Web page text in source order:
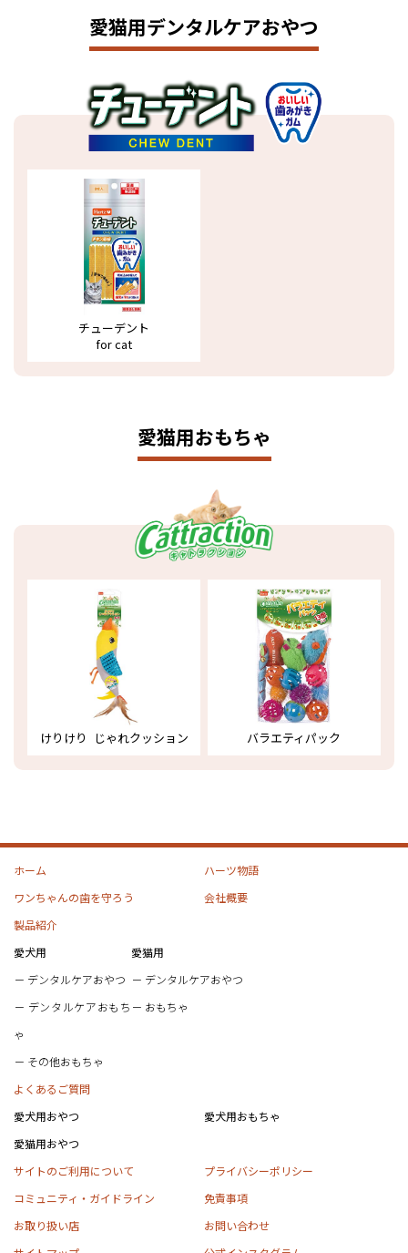
愛猫用デンタルケアおやつ
チューデント
for cat
愛猫用おもちゃ
けりけり じゃれクッション バラエティパック
ホーム
ハーツ物語
ワンちゃんの歯を守ろう
会社概要
製品紹介
愛犬用
デンタルケアおやつ
デンタルケアおもち
ゃ
その他おもちゃ
愛猫用
デンタルケアおやつ
おもちゃ
よくあるご質問
愛犬用おやつ
愛犬用おもちゃ
愛猫用おやつ
サイトのご利用について
プライバシーポリシー
コミュニティ・ガイドライン
免責事項
お取り扱い店
お問い合わせ